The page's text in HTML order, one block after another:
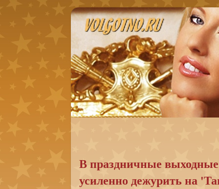
В праздничные выходные
усиленно дежурить на